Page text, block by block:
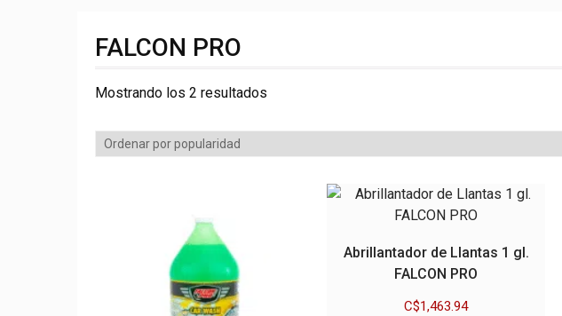
FALCON PRO
Mostrando los 2 resultados
popularidad
Abrillantador de Llantas 1 gl.
FALCON PRO
C$1,463.94